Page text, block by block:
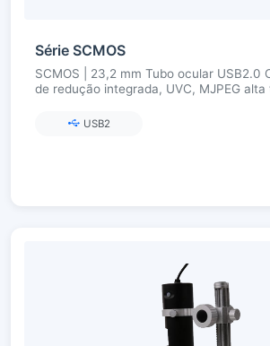
Série SCMOS
SCMOS | 23,2 mm Tubo ocular USB2.0
de redução integrada, UVC, MJPEG
USB2